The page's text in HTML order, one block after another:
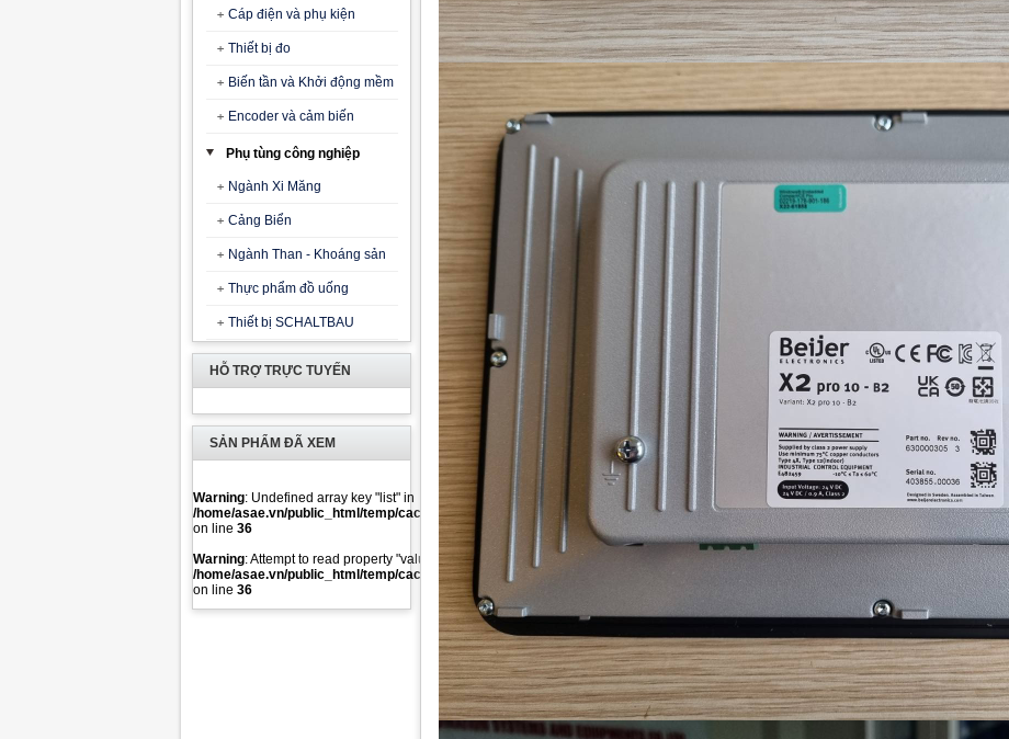
Cáp điện và phụ kiện
Thiết bị đo
Biến tần và Khởi động mềm
Encoder và cảm biến
Phụ tùng công nghiệp
Ngành Xi Măng
Cảng Biển
Ngành Than - Khoáng sản
Thực phẩm đồ uống
Thiết bị SCHALTBAU
HỖ TRỢ TRỰC TUYẾN
SẢN PHẨM ĐÃ XEM
Warning: Undefined array key "list" in
/home/asae.vn/public_html/temp/caches/modules/tpl_c/3bf93ace6123498fff96d3c0fef3857e89632010.file.classic.tpl.php
on line 36
Warning: Attempt to read property "value" on null in
/home/asae.vn/public_html/temp/caches/modules/tpl_c/3bf93ace6123498fff96d3c0fef3857e89632010.file.classic.tpl.php
on line 36